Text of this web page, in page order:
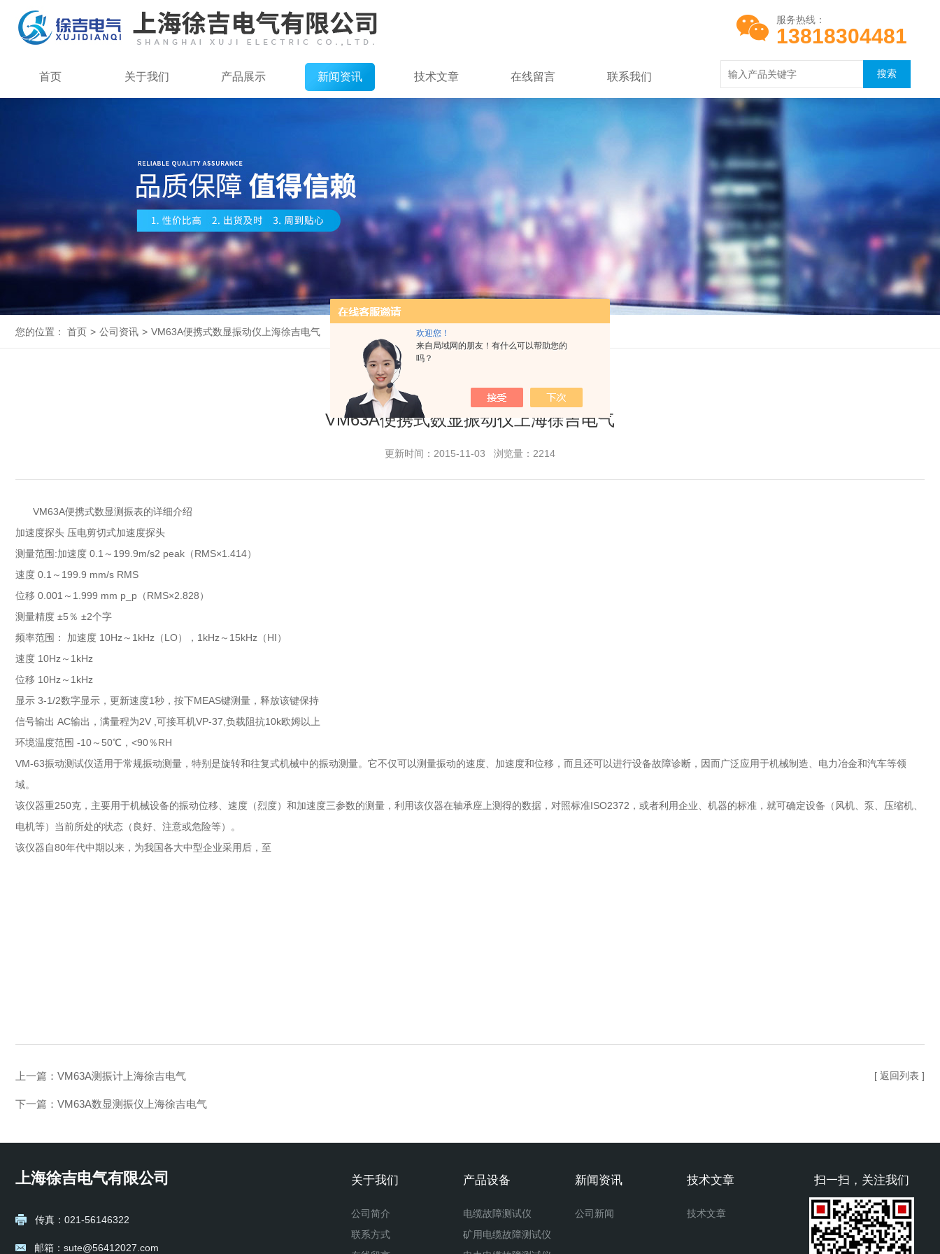
欢迎您！
来自局域网的朋友！有什么可以帮助您的
吗？
服务热线：
13818304481
首页 关于我们 产品展示 新闻资讯 技术文章 在线留言 联系我们
您的位置： 首页 > 公司资讯 > VM63A便携式数显振动仪上海徐吉电气
VM63A便携式数显振动仪上海徐吉电气
更新时间：2015-11-03 浏览量：2214
VM63A便携式数显测振表的详细介绍
加速度探头 压电剪切式加速度探头
测量范围:加速度 0.1～199.9m/s2 peak（RMS×1.414）
速度 0.1～199.9 mm/s RMS
位移 0.001～1.999 mm p_p（RMS×2.828）
测量精度 ±5％ ±2个字
频率范围： 加速度 10Hz～1kHz（LO），1kHz～15kHz（HI）
速度 10Hz～1kHz
位移 10Hz～1kHz
显示 3-1/2数字显示，更新速度1秒，按下MEAS键测量，释放该键保持
信号输出 AC输出，满量程为2V ,可接耳机VP-37,负载阻抗10k欧姆以上
环境温度范围 -10～50℃，<90％RH
VM-63振动测试仪适用于常规振动测量，特别是旋转和往复式机械中的振动测量。它不仅可以测量振动的速度、加速度和位移，而且还可以进行设备故障诊断，因而广泛应用于机械制造、电力冶金和汽车等领
域。
该仪器重250克，主要用于机械设备的振动位移、速度（烈度）和加速度三参数的测量，利用该仪器在轴承座上测得的数据，对照标准ISO2372，或者利用企业、机器的标准，就可确定设备（风机、泵、压缩机、
电机等）当前所处的状态（良好、注意或危险等）。
该仪器自80年代中期以来，为我国各大中型企业采用后，至
上一篇： VM63A测振计上海徐吉电气
下一篇： VM63A数显测振仪上海徐吉电气
[ 返回列表 ]
上海徐吉电气有限公司
传真：021-56146322
邮箱：sute@56412027.com
扫一扫，关注我们
关于我们
公司简介
联系方式
产品设备
电缆故障测试仪
矿用电缆故障测试仪
新闻资讯
公司新闻
技术文章
技术文章